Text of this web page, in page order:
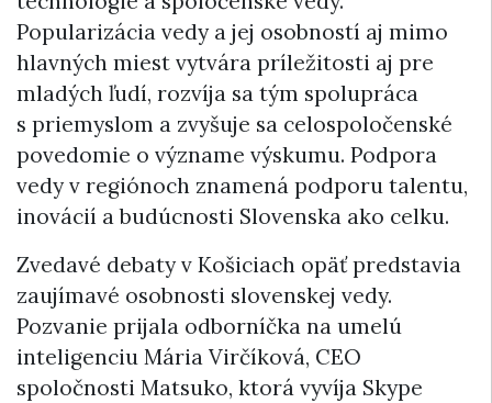
Popularizácia vedy a jej osobností aj mimo
hlavných miest vytvára príležitosti aj pre
mladých ľudí, rozvíja sa tým spolupráca
s priemyslom a zvyšuje sa celospoločenské
povedomie o význame výskumu. Podpora
vedy v regiónoch znamená podporu talentu,
inovácií a budúcnosti Slovenska ako celku.
Zvedavé debaty v Košiciach opäť predstavia
zaujímavé osobnosti slovenskej vedy.
Pozvanie prijala odborníčka na umelú
inteligenciu Mária Virčíková, CEO
spoločnosti Matsuko, ktorá vyvíja Skype